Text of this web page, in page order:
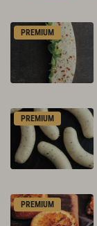
PREMIUM
PREMIUM
PREMIUM